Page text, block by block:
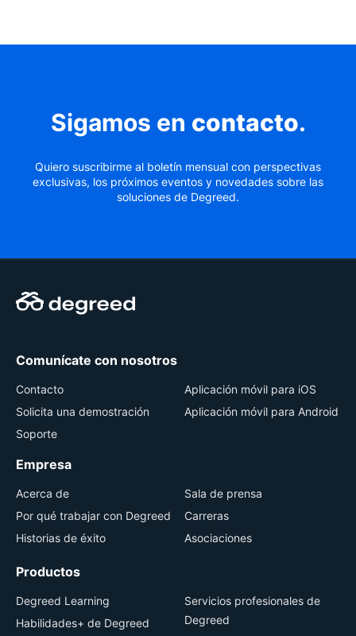
Sigamos en contacto.
Quiero suscribirme al boletín mensual con perspectivas
exclusivas, los próximos eventos y novedades sobre las
soluciones de Degreed.
Comunícate con nosotros
Contacto
Solicita una demostración
Soporte
Aplicación móvil para iOS
Aplicación móvil para Android
Empresa
Acerca de
Por qué trabajar con Degreed
Historias de éxito
Sala de prensa
Carreras
Asociaciones
Productos
Degreed Learning
Habilidades+ de Degreed
Servicios profesionales de
Degreed